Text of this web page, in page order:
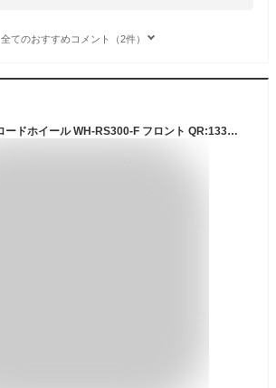
全てのおすすめコメント（2件）
シマノ(SHIMANO) ロードホイール WH-RS300-F フロント QR:133mm 700C EWHRS300FB